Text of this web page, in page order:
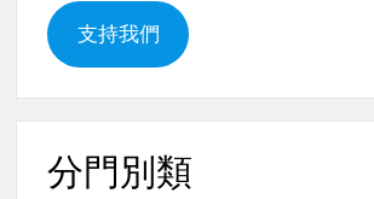
支持我們
分門別類